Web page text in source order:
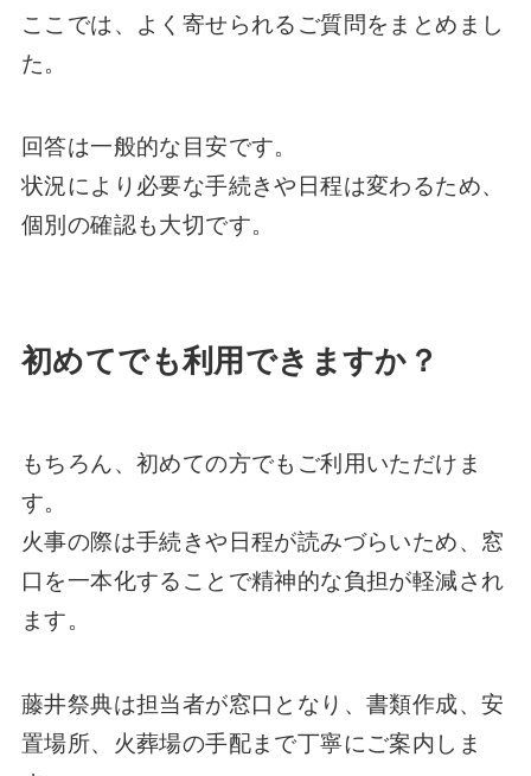
ここでは、よく寄せられるご質問をまとめまし
た。
回答は一般的な目安です。
状況により必要な手続きや日程は変わるため、
個別の確認も大切です。
初めてでも利用できますか？
もちろん、初めての方でもご利用いただけま
す。
火事の際は手続きや日程が読みづらいため、窓
口を一本化することで精神的な負担が軽減され
ます。
藤井祭典は担当者が窓口となり、書類作成、安
置場所、火葬場の手配まで丁寧にご案内しま